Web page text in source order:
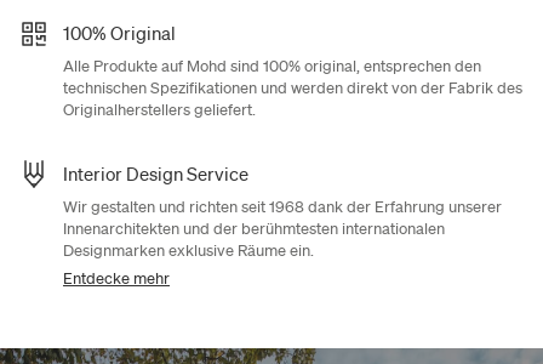
100% Original
Alle Produkte auf Mohd sind 100% original, entsprechen den
technischen Spezifikationen und werden direkt von der Fabrik des
Originalherstellers geliefert.
Interior Design Service
Wir gestalten und richten seit 1968 dank der Erfahrung unserer
Innenarchitekten und der berühmtesten internationalen
Designmarken exklusive Räume ein.
Entdecke mehr